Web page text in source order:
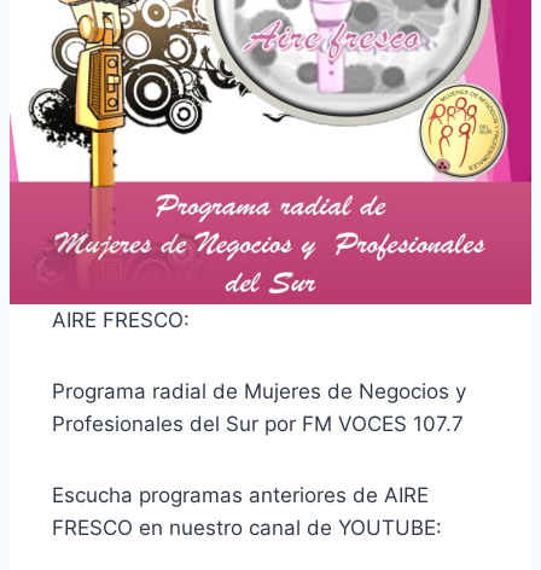
AIRE FRESCO:
Programa radial de Mujeres de Negocios y
Profesionales del Sur por FM VOCES 107.7
Escucha programas anteriores de AIRE
FRESCO en nuestro canal de YOUTUBE: